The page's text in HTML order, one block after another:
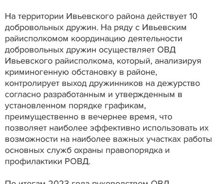
На территории Ивьевского района действует 10
добровольных дружин. На ряду с Ивьевским
райисполкомом координацию деятельности
добровольных дружин осуществляет ОВД
Ивьевского райисполкома, который, анализируя
криминогенную обстановку в районе,
контролирует выход дружинников на дежурство
согласно разработанным и утвержденным в
установленном порядке графикам,
преимущественно в вечернее время, что
позволяет наиболее эффективно использовать их
возможности на наиболее важных участках работы
основных служб охраны правопорядка и
профилактики РОВД.